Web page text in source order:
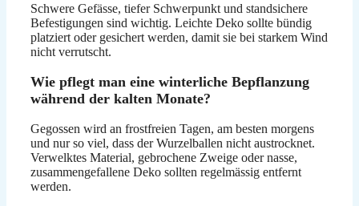
Schwere Gefässe, tiefer Schwerpunkt und standsichere
Befestigungen sind wichtig. Leichte Deko sollte bündig
platziert oder gesichert werden, damit sie bei starkem Wind
nicht verrutscht.
Wie pflegt man eine winterliche Bepflanzung
während der kalten Monate?
Gegossen wird an frostfreien Tagen, am besten morgens
und nur so viel, dass der Wurzelballen nicht austrocknet.
Verwelktes Material, gebrochene Zweige oder nasse,
zusammengefallene Deko sollten regelmässig entfernt
werden.